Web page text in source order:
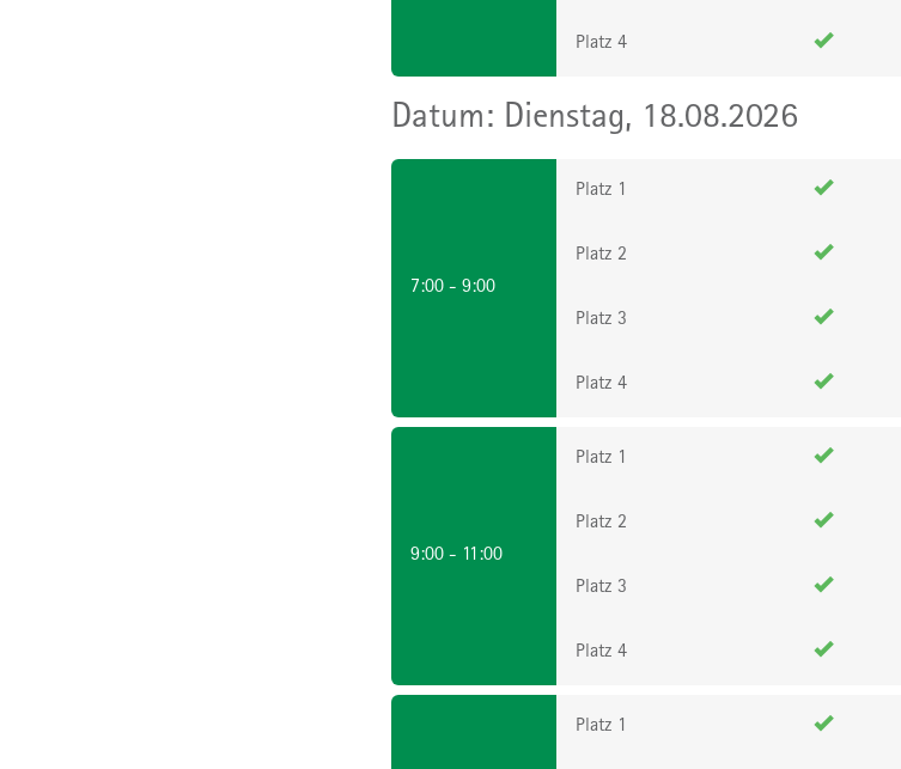
Platz 4
Dienstag, 18.08.2026
7:00 - 9:00
Platz 1
Platz 2
Platz 3
Platz 4
9:00 - 11:00
Platz 1
Platz 2
Platz 3
Platz 4
Platz 1